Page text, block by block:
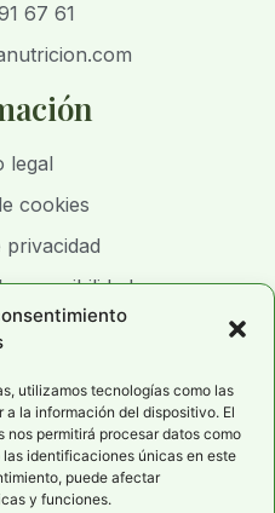
utilizamos tecnologías como las
la información del dispositivo. El
permitirá procesar datos como
identificaciones únicas en este
puede afectar
y funciones.
67 61
legal
cookies
privacidad
accesibilidad